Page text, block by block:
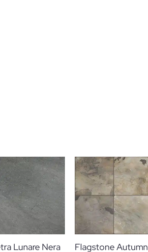
Lunare Nera
Flagstone Autumn